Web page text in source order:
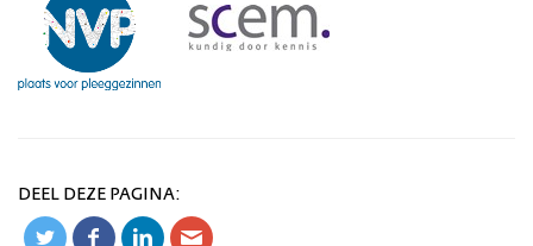
DEEL DEZE PAGINA: